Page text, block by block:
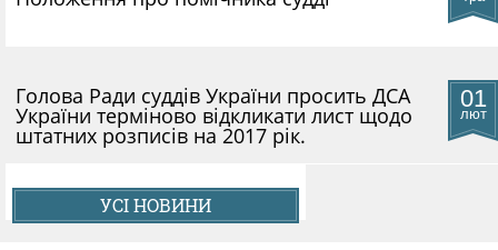
01
лют
Голова Ради суддів України просить ДСА
України терміново відкликати лист щодо
штатних розписів на 2017 рік.
УСІ НОВИНИ